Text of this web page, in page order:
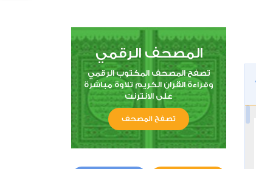
المصحف الرقمي
تصفح المصحف المكتوب الرقمي
وقراءة القران الكريم تلاوة مباشرة
على الانترنت
تصفح المصحف